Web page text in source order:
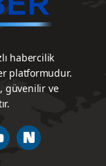
habercilik
platformudur.
güvenilir ve